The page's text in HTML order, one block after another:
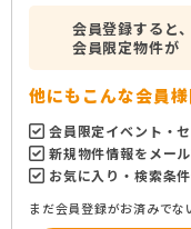
会員登録すると、
会員限定物件が
他にもこんな会員
会員限定イベント・
新規物件情報をメー
お気に入り・検索条
まだ会員登録がお済みでな